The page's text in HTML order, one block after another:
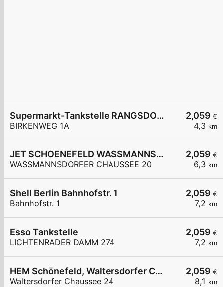
2,059 €
4,3 km
Supermarkt-Tankstelle RANGSDORF BIRKENWEG 1A
BIRKENWEG 1A
2,059 €
6,3 km
JET SCHOENEFELD WASSMANNSDORFER CHAUSSEE 20
WASSMANNSDORFER CHAUSSEE 20
2,059 €
7,2 km
Shell Berlin Bahnhofstr. 1
Bahnhofstr. 1
2,059 €
7,2 km
Esso Tankstelle
LICHTENRADER DAMM 274
2,059 €
8,1 km
HEM Schönefeld, Waltersdorfer Chaussee
Waltersdorfer Chaussee 24